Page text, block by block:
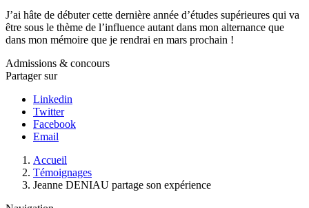
J’ai hâte de débuter cette dernière année d’études supérieures qui va
être sous le thème de l’influence autant dans mon alternance que
dans mon mémoire que je rendrai en mars prochain !
Admissions & concours
Partager sur
Linkedin
Twitter
Facebook
Email
d'Ariane
Accueil
Témoignages
Jeanne DENIAU partage son expérience